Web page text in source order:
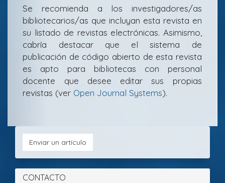
Se recomienda a los investigadores/as
bibliotecarios/as que incluyan esta revista en
su listado de revistas electrónicas. Asimismo,
cabría destacar que el sistema de
publicación de código abierto de esta revista
es apto para bibliotecas con personal
docente que desee editar sus propias
revistas (ver Open Journal Systems).
un
Enviar un artículo
CONTACTO
datos
de